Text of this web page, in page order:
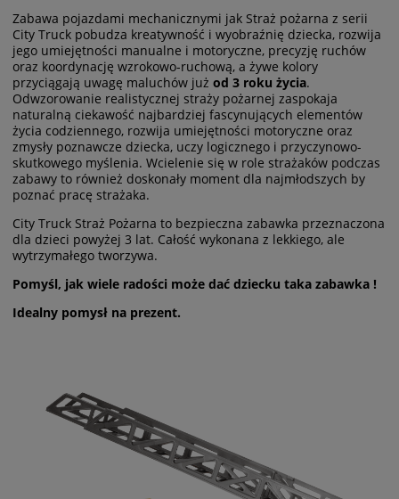
Zabawa pojazdami mechanicznymi jak Straż pożarna z serii
City Truck pobudza kreatywność i wyobraźnię dziecka, rozwija
jego umiejętności manualne i motoryczne, precyzję ruchów
oraz koordynację wzrokowo-ruchową, a żywe kolory
przyciągają uwagę maluchów już od 3 roku życia.
Odwzorowanie realistycznej straży pożarnej zaspokaja
naturalną ciekawość najbardziej fascynujących elementów
życia codziennego, rozwija umiejętności motoryczne oraz
zmysły poznawcze dziecka, uczy logicznego i przyczynowo-
skutkowego myślenia. Wcielenie się w role strażaków podczas
zabawy to również doskonały moment dla najmłodszych by
poznać pracę strażaka.
City Truck Straż Pożarna to bezpieczna zabawka przeznaczona
dla dzieci powyżej 3 lat. Całość wykonana z lekkiego, ale
wytrzymałego tworzywa.
Pomyśl, jak wiele radości może dać dziecku taka zabawka !
Idealny pomysł na prezent.